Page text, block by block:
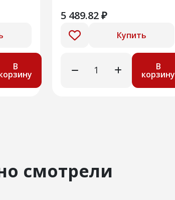
В
5 489.82 ₽
Купить
В
корзину
смотрели